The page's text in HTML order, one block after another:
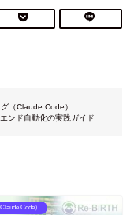
（Claude Code）
ンド自動化の実践ガイド
Code）